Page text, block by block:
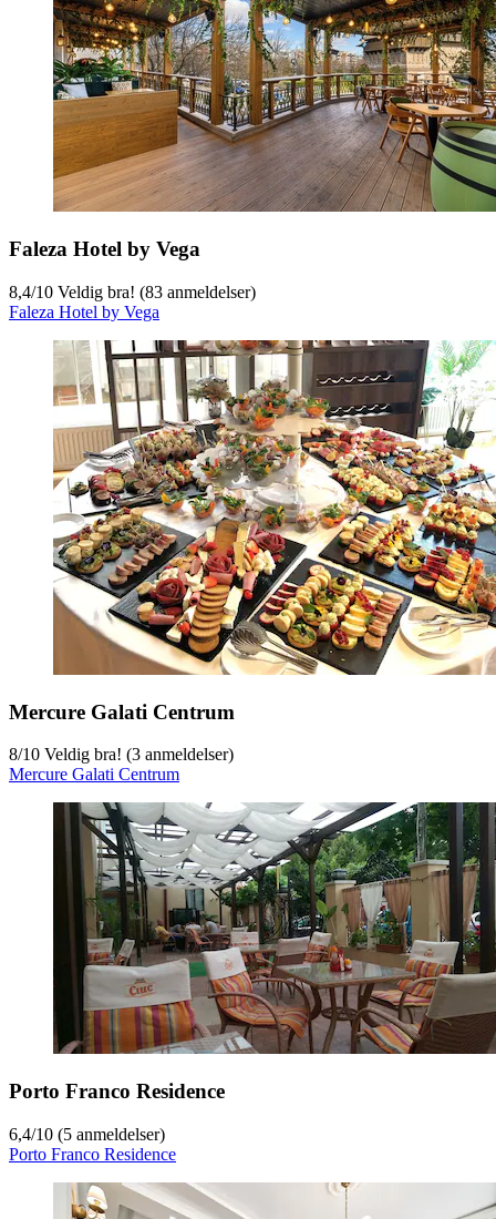
Faleza Hotel by Vega
8,4/10 Veldig bra! (83 anmeldelser)
Faleza Hotel by Vega
Mercure Galati Centrum
8/10 Veldig bra! (3 anmeldelser)
Mercure Galati Centrum
Porto Franco Residence
6,4/10 (5 anmeldelser)
Porto Franco Residence